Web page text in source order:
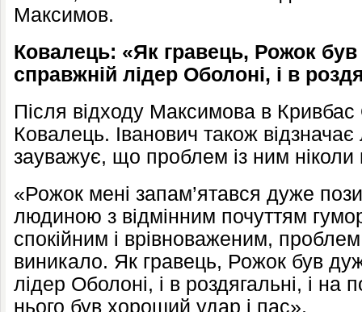
Максимов.
Ковалець: «Як гравець, Рожок
справжній лідер Оболоні, і в
Після відходу Максимова в
Ковалець. Іванович також відзначає
зауважує, що проблем із ним ніколи
«Рожок мені запам’ятався дуже
людиною з відмінним почуттям
спокійним і врівноваженим,
виникало. Як гравець, Рожок був
лідер Оболоні, і в роздягальні, і на
нього був хороший удар і пас».